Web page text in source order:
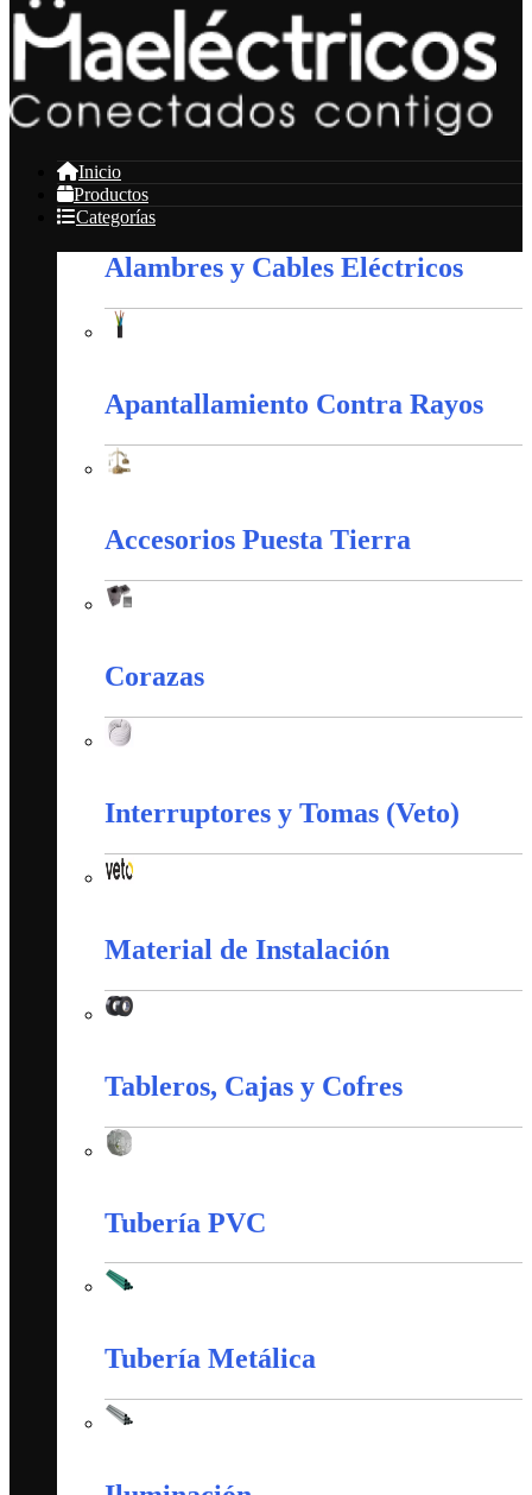
Inicio
Productos
Categorías
Alambres y Cables Eléctricos
Apantallamiento Contra Rayos
Accesorios Puesta Tierra
Corazas
Interruptores y Tomas (Veto)
Material de Instalación
Tableros, Cajas y Cofres
Tubería PVC
Tubería Metálica